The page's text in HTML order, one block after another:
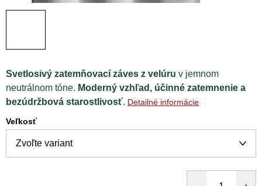
Svetlosivý zatemňovací záves z velúru v jemnom
neutrálnom tóne. Moderný vzhľad, účinné zatemnenie a
bezúdržbová starostlivosť. Detailné informácie
Veľkosť